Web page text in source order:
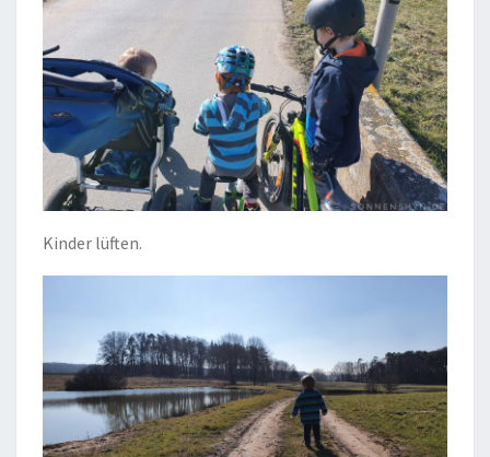
Kinder lüften.